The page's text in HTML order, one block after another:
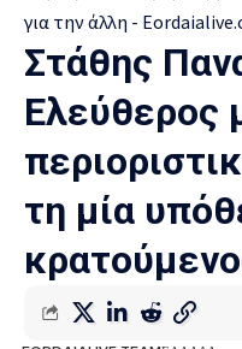
Στάθης
Ελεύθερος
τη μία